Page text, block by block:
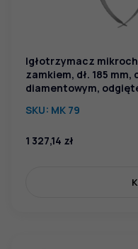
Igłotrzymacz
zamkiem, dł. 185 mm,
diamentowym,
SKU: MK 79
1 327,14 zł